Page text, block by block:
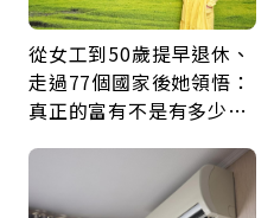
從女工到50歲提早退休、
走過77個國家後她領悟：
真正的富有不是有多少